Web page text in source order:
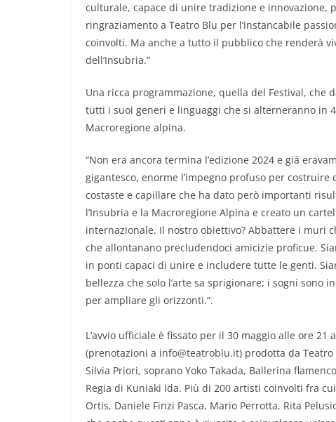
culturale, capace di unire tradizione e innovazione,
ringraziamento a Teatro Blu per l’instancabile
coinvolti. Ma anche a tutto il pubblico che renderà
dell’Insubria.”
Una ricca programmazione, quella del Festival, che
tutti i suoi generi e linguaggi che si alterneranno in
Macroregione alpina.
“Non era ancora termina l’edizione 2024 e già
gigantesco, enorme l’impegno profuso per
costaste e capillare che ha dato però importanti
l’Insubria e la Macroregione Alpina e creato un
internazionale. Il nostro obiettivo? Abbattere i muri
che allontanano precludendoci amicizie proficue.
in ponti capaci di unire e includere tutte le genti.
bellezza che solo l’arte sa sprigionare; i sogni sono
per ampliare gli orizzonti.”.
L’avvio ufficiale è fissato per il 30 maggio alle ore
(prenotazioni a info@teatroblu.it) prodotta da
Silvia Priori, soprano Yoko Takada, Ballerina
Regia di Kuniaki Ida. Più di 200 artisti coinvolti fra
Ortis, Daniele Finzi Pasca, Mario Perrotta, Rita